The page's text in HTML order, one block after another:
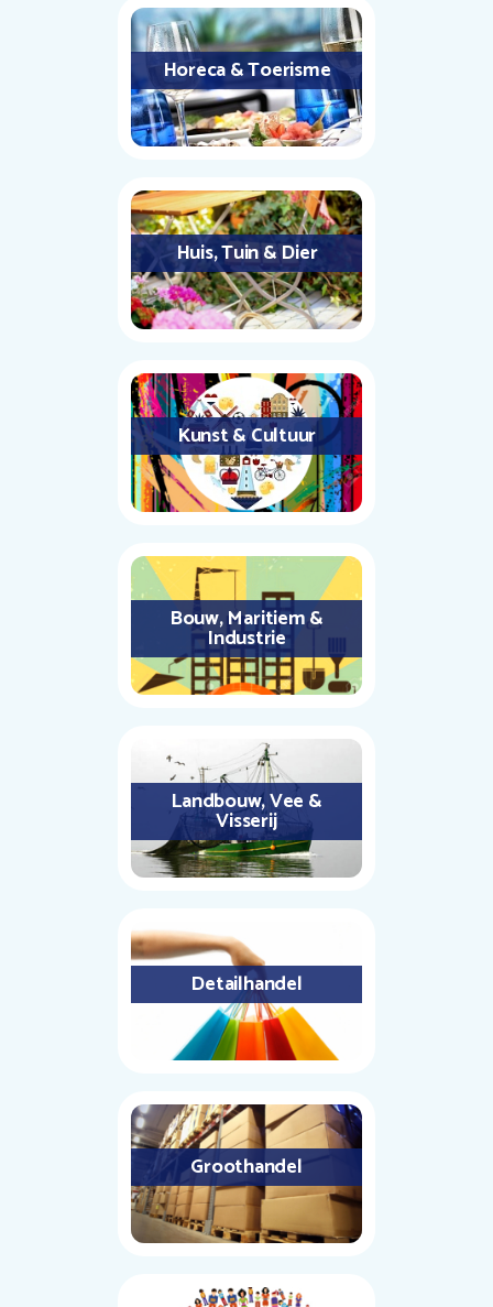
Horeca & Toerisme
Huis, Tuin & Dier
Kunst & Cultuur
Bouw, Maritiem &
Industrie
Landbouw, Vee &
Visserij
Detailhandel
Groothandel